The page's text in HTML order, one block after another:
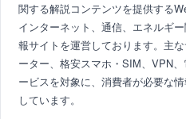
関する解説コンテンツを提供する
インターネット、通信、エネルギ
報サイトを運営しております。主
ーター、格安スマホ・SIM、VPN
ービスを対象に、消費者が必要な
しています。